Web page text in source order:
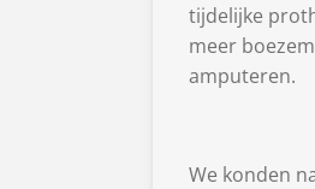
tijdelijke
meer
amputeren.
We konden